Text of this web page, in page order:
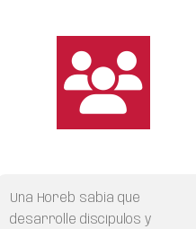
Una Horeb sabia que
desarrolle discípulos y